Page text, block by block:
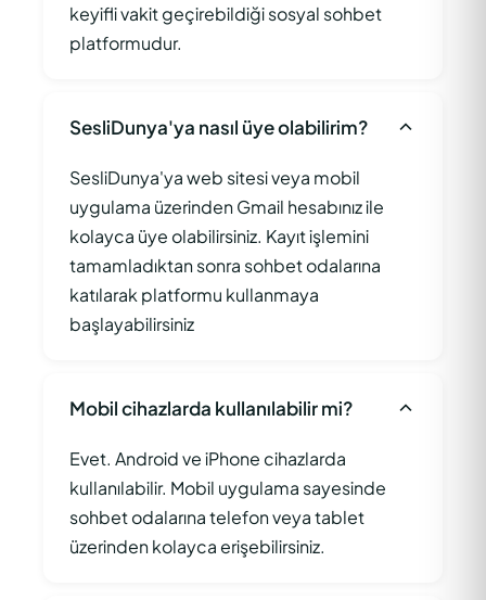
keyifli vakit geçirebildiği sosyal sohbet
platformudur.
SesliDunya'ya nasıl üye olabilirim?
SesliDunya'ya web sitesi veya mobil
uygulama üzerinden Gmail hesabınız ile
kolayca üye olabilirsiniz. Kayıt işlemini
tamamladıktan sonra sohbet odalarına
katılarak platformu kullanmaya
başlayabilirsiniz
Mobil cihazlarda kullanılabilir mi?
Evet. Android ve iPhone cihazlarda
kullanılabilir. Mobil uygulama sayesinde
sohbet odalarına telefon veya tablet
üzerinden kolayca erişebilirsiniz.